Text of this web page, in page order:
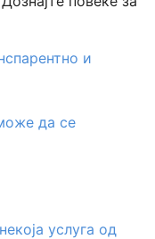
и
да се
услуга од